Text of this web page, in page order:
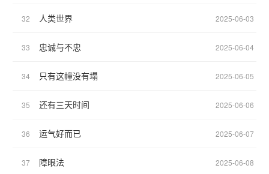
32 人类世界 2025-06-03
33 忠诚与不忠 2025-06-04
34 只有这幢没有塌 2025-06-05
35 还有三天时间 2025-06-06
36 运气好而已 2025-06-07
37 障眼法 2025-06-08